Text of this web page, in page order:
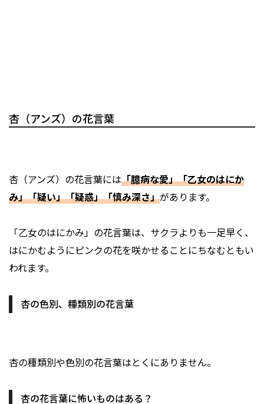
杏（アンズ）の花言葉
杏（アンズ）の花言葉には「臆病な愛」「乙女のはにか
み」「疑い」「疑惑」「慎み深さ」があります。
「乙女のはにかみ」の花言葉は、サクラよりも一足早く、
はにかむようにピンクの花を咲かせることにちなむともい
われます。
杏の色別、種類別の花言葉
杏の種類別や色別の花言葉はとくにありません。
杏の花言葉に怖いものはある？